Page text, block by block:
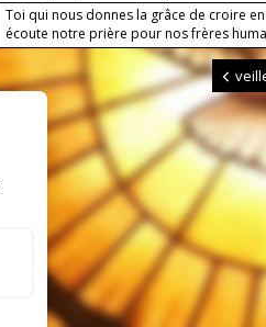
Toi qui nous donnes la grâce de croire
écoute notre prière pour nos frères